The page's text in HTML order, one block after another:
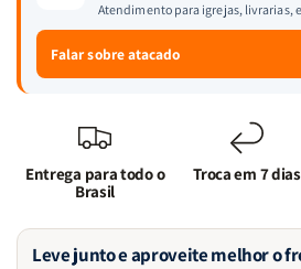
Atendimento para igrejas, livrarias,
Falar sobre atacado
Entrega para todo o
Brasil
Troca em 7 dias
Leve junto e aproveite melhor o